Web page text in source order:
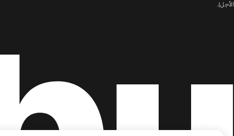
الأجل).